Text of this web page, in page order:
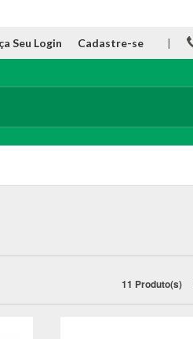
Seu Login Cadastre-se |
11 Produto(s)